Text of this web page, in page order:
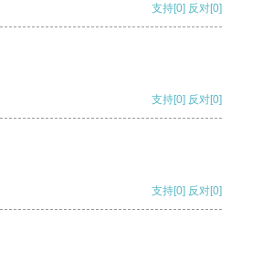
支持[0] 反对[0]
支持[0] 反对[0]
支持[0] 反对[0]